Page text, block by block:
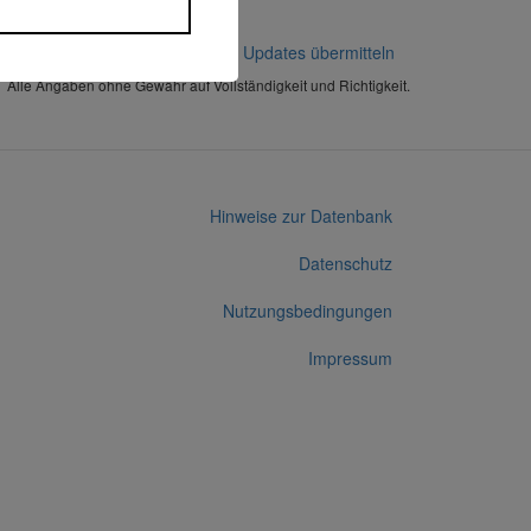
Korrekturen / Updates übermitteln
Alle Angaben ohne Gewähr auf Vollständigkeit und Richtigkeit.
Hinweise zur Datenbank
Datenschutz
Nutzungsbedingungen
Impressum